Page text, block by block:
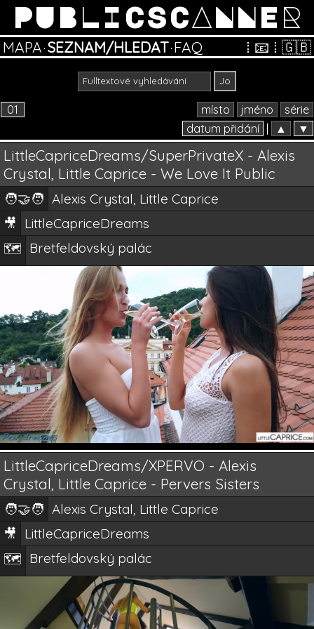
PUBLICSCANNER
MAPA·SEZNAM/HLEDAT·FAQ ⁞ 📧 ⁞ 🇬🇧
01 místo jméno
série
datum přidání
▲ ▼
LittleCapriceDreams/SuperPrivateX - Alexis
Crystal, Little Caprice - We Love It Public
🧑‍🤝‍🧑 Alexis Crystal, Little Caprice
🎥 LittleCapriceDreams
🗺️ Bretfeldovský palác
LittleCapriceDreams/XPERVO - Alexis
Crystal, Little Caprice - Pervers Sisters
🧑‍🤝‍🧑 Alexis Crystal, Little Caprice
🎥 LittleCapriceDreams
🗺️ Bretfeldovský palác